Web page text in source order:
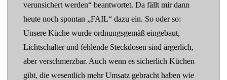
verunsichert werden“ beantwortet. Da fällt mir dann
heute noch spontan „FAIL“ dazu ein. So oder so:
Unsere Küche wurde ordnungsgemäß eingebaut,
Lichtschalter und fehlende Steckdosen sind ärgerlich,
aber verschmerzbar. Auch wenn es sicherlich Küchen
gibt, die wesentlich mehr Umsatz gebracht haben wie